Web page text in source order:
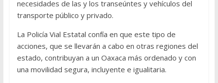
necesidades de las y los transeúntes y vehículos del
transporte público y privado.
La Policía Vial Estatal confía en que este tipo de
acciones, que se llevarán a cabo en otras regiones del
estado, contribuyan a un Oaxaca más ordenado y con
una movilidad segura, incluyente e igualitaria.